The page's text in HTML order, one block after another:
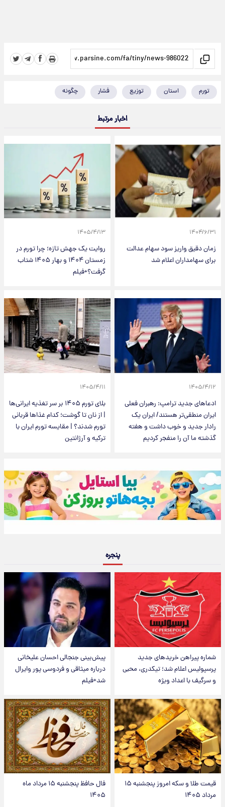
تورم استان توزیع فشار چگونه
اخبار مرتبط
۱۴۰۴/۶/۳۱
زمان دقیق واریز سود سهام عدالت
برای سهامداران اعلام شد
۱۴۰۵/۴/۱۳
روایت یک جهش تازه؛ چرا تورم در
زمستان ۱۴۰۴ و بهار ۱۴۰۵ شتاب
گرفت؟+فیلم
۱۴۰۵/۴/۱۲
ادعاهای جدید ترامپ: رهبران فعلی
ایران منطقی‌تر هستند/ ایران یک
رادار جدید و خوب داشت و هفته
گذشته ما آن را منفجر کردیم
۱۴۰۵/۴/۱۱
بلای تورم ۱۴۰۵ بر سر تغذیه ایرانی‌ها
| از نان تا گوشت؛ کدام غذاها قربانی
تورم شدند؟ | مقایسه تورم ایران با
ترکیه و آرژانتین
پنجره
شماره پیراهن خریدهای جدید
پرسپولیس اعلام شد؛ تیکدری، محبی
و سرگیف با اعداد ویژه
پیش‌بینی جنجالی احسان علیخانی
درباره میثاقی و فردوسی پور وایرال
شد+فیلم
قیمت طلا و سکه امروز پنجشنبه ۱۵
مرداد ۱۴۰۵
فال حافظ پنجشنبه ۱۵ مرداد ماه
۱۴۰۵